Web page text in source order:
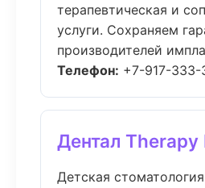
терапевтическая и
услуги. Сохраняем
производителей
Телефон: +7-917-333-
Дентал Therapy
Детская